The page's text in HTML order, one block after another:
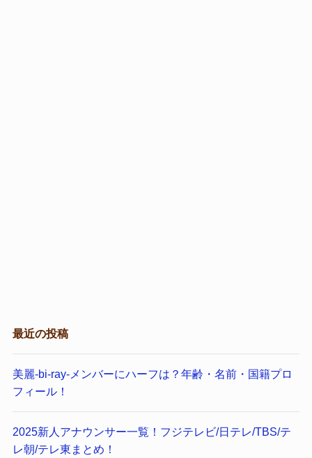
最近の投稿
美麗-bi-ray-メンバーにハーフは？年齢・名前・国籍プロ
フィール！
2025新人アナウンサー一覧！フジテレビ/日テレ/TBS/テ
レ朝/テレ東まとめ！